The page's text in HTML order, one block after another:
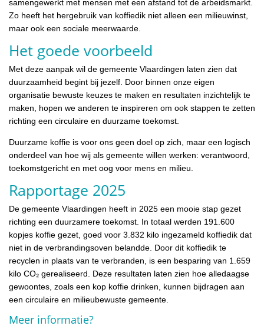
samengewerkt met mensen met een afstand tot de arbeidsmarkt.
Zo heeft het hergebruik van koffiedik niet alleen een milieuwinst,
maar ook een sociale meerwaarde.
Het goede voorbeeld
Met deze aanpak wil de gemeente Vlaardingen laten zien dat
duurzaamheid begint bij jezelf. Door binnen onze eigen
organisatie bewuste keuzes te maken en resultaten inzichtelijk te
maken, hopen we anderen te inspireren om ook stappen te zetten
richting een circulaire en duurzame toekomst.
Duurzame koffie is voor ons geen doel op zich, maar een logisch
onderdeel van hoe wij als gemeente willen werken: verantwoord,
toekomstgericht en met oog voor mens en milieu.
Rapportage 2025
De gemeente Vlaardingen heeft in 2025 een mooie stap gezet
richting een duurzamere toekomst. In totaal werden 191.600
kopjes koffie gezet, goed voor 3.832 kilo ingezameld koffiedik dat
niet in de verbrandingsoven belandde. Door dit koffiedik te
recyclen in plaats van te verbranden, is een besparing van 1.659
kilo CO₂ gerealiseerd. Deze resultaten laten zien hoe alledaagse
gewoontes, zoals een kop koffie drinken, kunnen bijdragen aan
een circulaire en milieubewuste gemeente.
Meer informatie?